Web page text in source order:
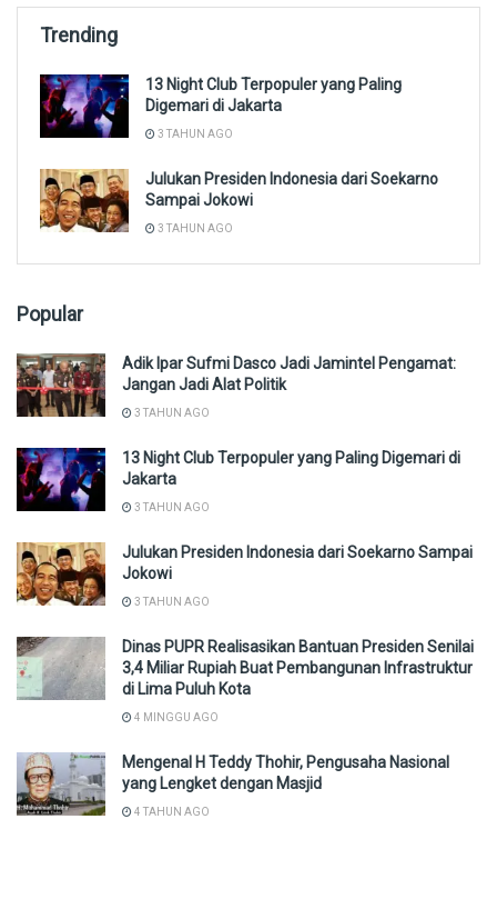
Trending
13 Night Club Terpopuler yang Paling
Digemari di Jakarta
3 TAHUN AGO
Julukan Presiden Indonesia dari Soekarno
Sampai Jokowi
3 TAHUN AGO
Popular
Adik Ipar Sufmi Dasco Jadi Jamintel Pengamat:
Jangan Jadi Alat Politik
3 TAHUN AGO
13 Night Club Terpopuler yang Paling Digemari di
Jakarta
3 TAHUN AGO
Julukan Presiden Indonesia dari Soekarno Sampai
Jokowi
3 TAHUN AGO
Dinas PUPR Realisasikan Bantuan Presiden Senilai
3,4 Miliar Rupiah Buat Pembangunan Infrastruktur
di Lima Puluh Kota
4 MINGGU AGO
Mengenal H Teddy Thohir, Pengusaha Nasional
yang Lengket dengan Masjid
4 TAHUN AGO